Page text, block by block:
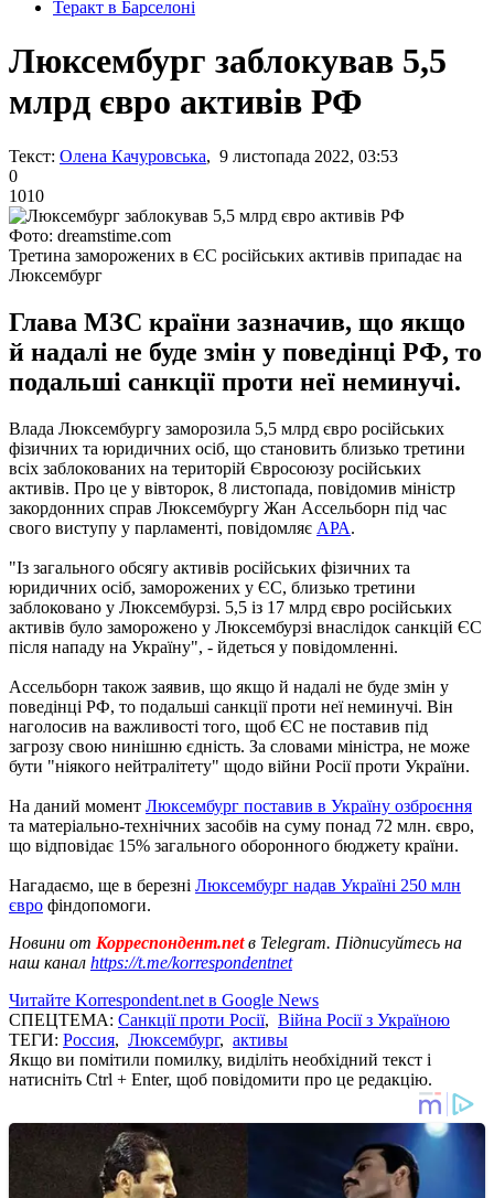
Теракт в Барселоні
Люксембург заблокував 5,5
млрд євро активів РФ
Текст: Олена Качуровська, 9 листопада 2022, 03:53
0
1010
Фото: dreamstime.com
Третина заморожених в ЄС російських активів припадає на
Люксембург
Глава МЗС країни зазначив, що якщо
й надалі не буде змін у поведінці РФ, то
подальші санкції проти неї неминучі.
Влада Люксембургу заморозила 5,5 млрд євро російських
фізичних та юридичних осіб, що становить близько третини
всіх заблокованих на територій Євросоюзу російських
активів. Про це у вівторок, 8 листопада, повідомив міністр
закордонних справ Люксембургу Жан Ассельборн під час
свого виступу у парламенті, повідомляє АРА.
"Із загального обсягу активів російських фізичних та
юридичних осіб, заморожених у ЄС, близько третини
заблоковано у Люксембурзі. 5,5 із 17 млрд євро російських
активів було заморожено у Люксембурзі внаслідок санкцій ЄС
після нападу на Україну", - йдеться у повідомленні.
Ассельборн також заявив, що якщо й надалі не буде змін у
поведінці РФ, то подальші санкції проти неї неминучі. Він
наголосив на важливості того, щоб ЄС не поставив під
загрозу свою нинішню єдність. За словами міністра, не може
бути "ніякого нейтралітету" щодо війни Росії проти України.
На даний момент Люксембург поставив в Україну озброєння
та матеріально-технічних засобів на суму понад 72 млн. євро,
що відповідає 15% загального оборонного бюджету країни.
Нагадаємо, ще в березні Люксембург надав Україні 250 млн
євро фіндопомоги.
Новини от Корреспондент.netв Telegram. Підписуйтесь на
наш канал https://t.me/korrespondentnet
Читайте Korrespondent.net в Google News
СПЕЦТЕМА: Санкції проти Росії, Війна Росії з Україною
ТЕГИ: Россия, Люксембург, активы
Якщо ви помітили помилку, виділіть необхідний текст і
натисніть Ctrl + Enter, щоб повідомити про це редакцію.